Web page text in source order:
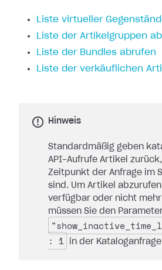
Liste virtueller
Liste der Artikelgruppen
Liste der Bundles abrufen
Liste der verkäuflichen
Hinweis
Standardmäßig geben
API-Aufrufe Artikel
Zeitpunkt der Anfrage im
sind. Um Artikel
verfügbar oder nicht
müssen Sie den
: 1
in der